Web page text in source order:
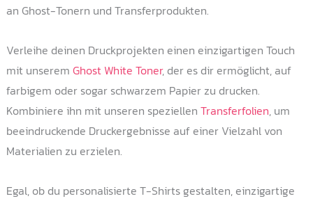
an Ghost-Tonern und Transferprodukten.
Verleihe deinen Druckprojekten einen einzigartigen Touch
mit unserem Ghost White Toner, der es dir ermöglicht, auf
farbigem oder sogar schwarzem Papier zu drucken.
Kombiniere ihn mit unseren speziellen Transferfolien, um
beeindruckende Druckergebnisse auf einer Vielzahl von
Materialien zu erzielen.
Egal, ob du personalisierte T-Shirts gestalten, einzigartige